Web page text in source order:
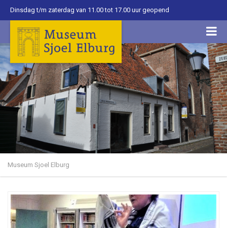
Dinsdag t/m zaterdag van 11.00 tot 17.00 uur geopend
Museum Sjoel Elburg